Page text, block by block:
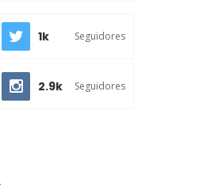
1k Seguidores
2.9k Seguidores